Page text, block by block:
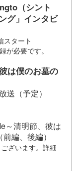
（シント
グ」インタビ
スタート
が必要です。
は僕のお墓の
送（予定）
～清明節、彼は
編、後編）
ざいます。詳細